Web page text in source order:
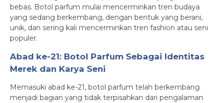
bebas. Botol parfum mulai mencerminkan tren budaya
yang sedang berkembang, dengan bentuk yang berani,
unik, dan sering kali mencerminkan tren fashion atau seni
populer.
Abad ke-21: Botol Parfum Sebagai Identitas
Merek dan Karya Seni
Memasuki abad ke-21, botol parfum telah berkembang
menjadi bagian yang tidak terpisahkan dari pengalaman